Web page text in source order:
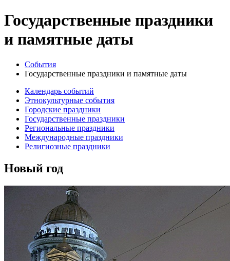
Государственные праздники
и памятные даты
События
Государственные праздники и памятные даты
Календарь событий
Этнокультурные события
Городские праздники
Государственные праздники
Региональные праздники
Международные праздники
Религиозные праздники
Новый год